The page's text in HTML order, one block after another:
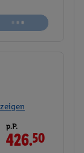
Buchen
p.P.
426.50